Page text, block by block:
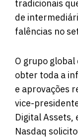
tradicionais
de
falências no
O grupo
obter toda a
e aprovações
vice-
Digital Assets,
Nasdaq